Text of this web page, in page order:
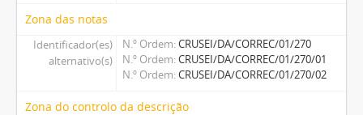
Zona das notas
Identificador(es)
alternativo(s)
N.º Ordem CRUSEI/DA/CORREC/01/270
N.º Ordem CRUSEI/DA/CORREC/01/270/01
N.º Ordem CRUSEI/DA/CORREC/01/270/02
Zona do controlo da descrição